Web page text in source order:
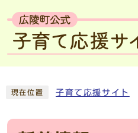
現在位置 子育て応援サイト